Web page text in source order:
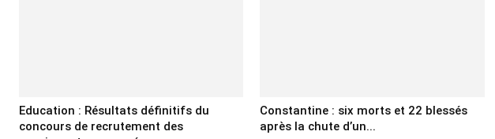
Education : Résultats définitifs du
concours de recrutement des
Constantine : six morts et 22 blessés
après la chute d’un...